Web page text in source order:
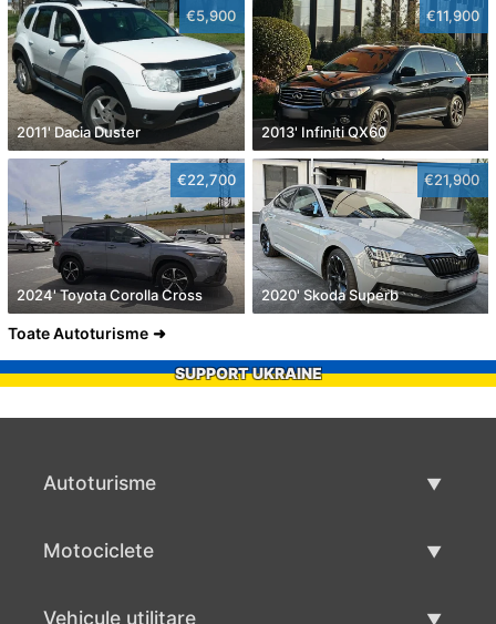
€5,900
2011' Dacia Duster
€11,900
2013' Infiniti QX60
€22,700
2024' Toyota Corolla Cross
€21,900
2020' Skoda Superb
Toate Autoturisme
SUPPORT UKRAINE
Autoturisme
Motociclete
Vehicule utilitare